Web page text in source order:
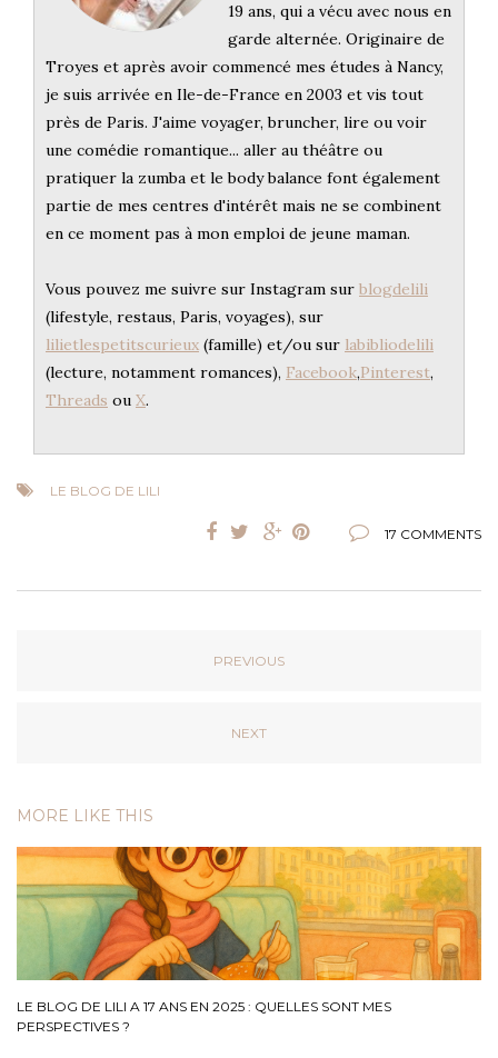
19 ans, qui a vécu avec nous en
garde alternée. Originaire de
Troyes et après avoir commencé mes études à Nancy,
je suis arrivée en Ile-de-France en 2003 et vis tout
près de Paris. J'aime voyager, bruncher, lire ou voir
une comédie romantique... aller au théâtre ou
pratiquer la zumba et le body balance font également
partie de mes centres d'intérêt mais ne se combinent
en ce moment pas à mon emploi de jeune maman.
Vous pouvez me suivre sur Instagram sur blogdelili
(lifestyle, restaus, Paris, voyages), sur
lilietlespetitscurieux (famille) et/ou sur labibliodelili
(lecture, notamment romances), Facebook,Pinterest,
Threads ou X.
LE BLOG DE LILI
17 COMMENTS
PREVIOUS
NEXT
MORE LIKE THIS
LE BLOG DE LILI A 17 ANS EN 2025 : QUELLES SONT MES
PERSPECTIVES ?